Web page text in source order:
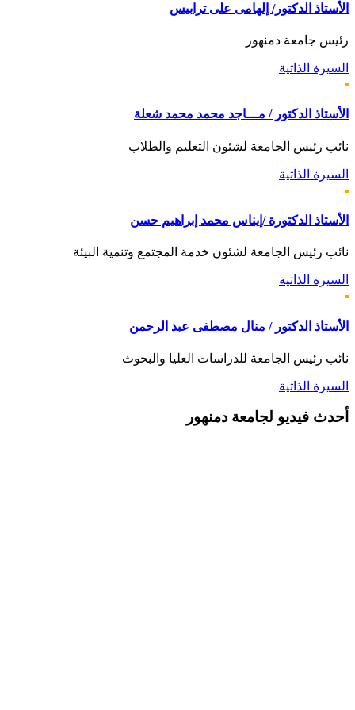
الأستاذ الدكتور/ إلهامى على ترابيس
رئيس جامعة دمنهور
السيرة الذاتية
الأستاذ الدكتور / مـــاجد محمد محمد شعلة
نائب رئيس الجامعة لشئون التعليم والطلاب
السيرة الذاتية
الأستاذ الدكتورة /إيناس محمد إبراهيم حسن
نائب رئيس الجامعة لشئون خدمة المجتمع وتنمية البيئة
السيرة الذاتية
الأستاذ الدكتور / منال مصطفى عبد الرحمن
نائب رئيس الجامعة للدراسات العليا والبحوث
السيرة الذاتية
أحدث فيديو لجامعة دمنهور